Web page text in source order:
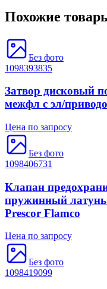
Похожие
Без фото
1098393835
Затвор дисковый
межфл с эл/
Цена по запросу
Без фото
1098406731
Клапан
пружинный
Prescor Flamco
Цена по запросу
Без фото
1098419099